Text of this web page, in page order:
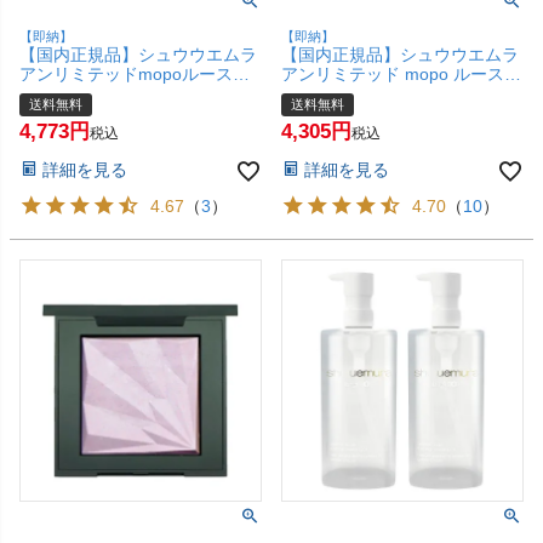
【即納】
【国内正規品】シュウウエムラ
アンリミテッドmopoルースパ
ウダー 15g #アオタケブルー
shu uemura【宅配便送料無
料】(6056410)
送料無料
4,773 税込
詳細を見る
4.67 （3）
【即納】
【国内正規品】シュウウエムラ
アンリミテッド mopo ルースパ
ウダー 15g shu
uemura(6049312)【宅配便送料
無料】
送料無料
4,305 税込
詳細を見る
4.70 （10）